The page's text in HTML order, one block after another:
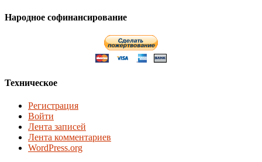
Народное софинансирование
Техническое
Регистрация
Войти
Лента записей
Лента комментариев
WordPress.org